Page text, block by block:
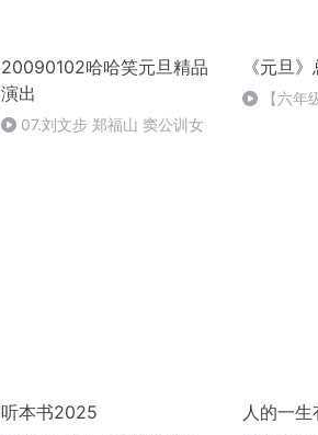
20090102哈哈笑元旦精品
演出
07.刘文步 郑福山 窦公训女
《元旦
【六
听本书2025 人的一